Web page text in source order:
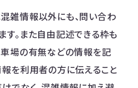
雑情報以外にも、問い合わ
。また自由記述できる枠も
車場の有無などの情報を記
を利用者の方に伝えること